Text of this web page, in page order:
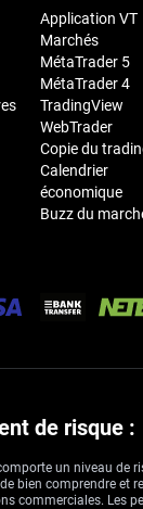
Application VT
Marchés
MétaTrader 5
MétaTrader 4
TradingView
WebTrader
Copie du
Calendrier
économique
Buzz du
de risque :
un niveau de
bien comprendre et
commerciales. Les